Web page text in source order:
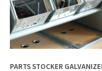
PARTS STOCKER